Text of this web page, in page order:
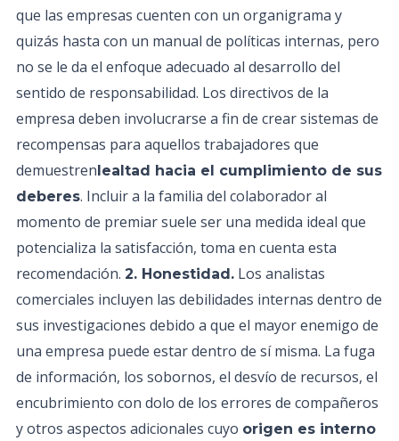
que las empresas cuenten con un organigrama y
quizás hasta con un manual de políticas internas, pero
no se le da el enfoque adecuado al desarrollo del
sentido de responsabilidad. Los directivos de la
empresa deben involucrarse a fin de crear sistemas de
recompensas para aquellos trabajadores que
demuestrenlealtad hacia el cumplimiento de sus
deberes. Incluir a la familia del colaborador al
momento de premiar suele ser una medida ideal que
potencializa la satisfacción, toma en cuenta esta
recomendación. 2. Honestidad. Los analistas
comerciales incluyen las debilidades internas dentro de
sus investigaciones debido a que el mayor enemigo de
una empresa puede estar dentro de sí misma. La fuga
de información, los sobornos, el desvío de recursos, el
encubrimiento con dolo de los errores de compañeros
y otros aspectos adicionales cuyo origen es interno